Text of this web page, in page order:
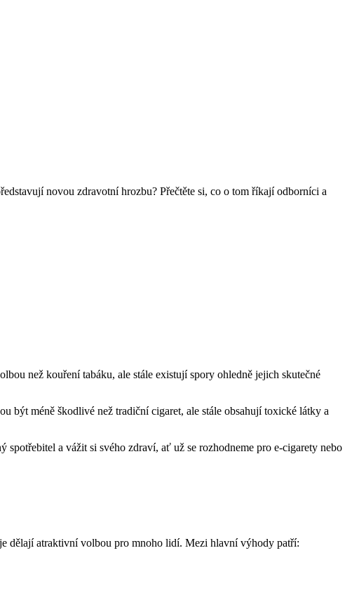
novou zdravotní hrozbu? Přečtěte si, co o tom říkají odborníci a
než kouření tabáku, ale stále existují spory ohledně jejich skutečné
být méně škodlivé než tradiční cigaret, ale stále obsahují toxické látky a
spotřebitel a vážit si svého zdraví, ať už se rozhodneme pro e-cigarety nebo
dělají atraktivní volbou pro mnoho lidí. Mezi hlavní výhody patří: